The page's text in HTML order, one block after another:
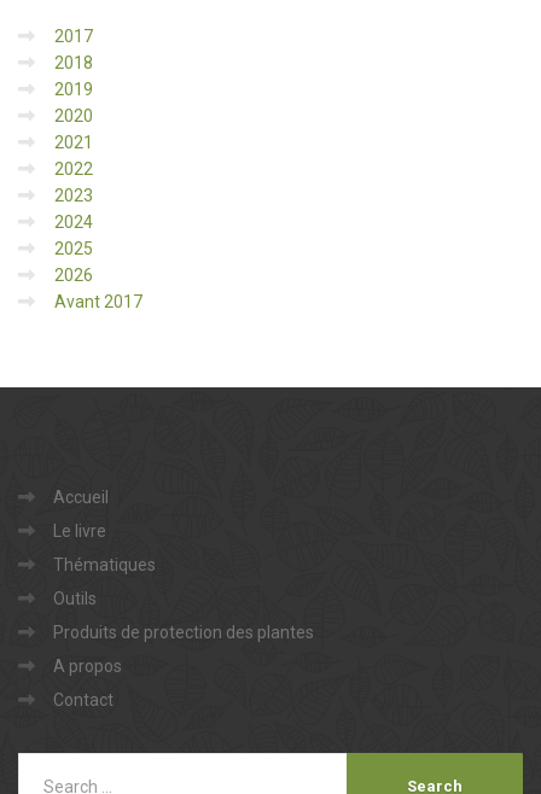
2017
2018
2019
2020
2021
2022
2023
2024
2025
2026
Avant 2017
Accueil
Le livre
Thématiques
Outils
Produits de protection des plantes
A propos
Contact